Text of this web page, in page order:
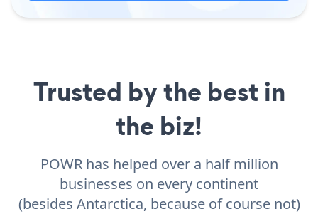
Trusted by the best in
the biz!
POWR has helped over a half million
businesses on every continent
(besides Antarctica, because of course not)